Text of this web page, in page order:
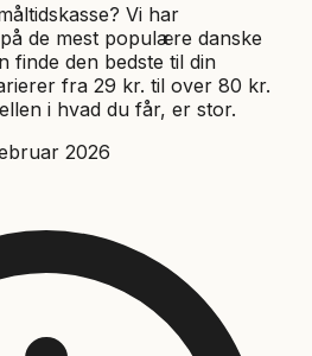
Vi har
de mest populære danske
finde den bedste til din
fra 29 kr. til over 80 kr.
i hvad du får, er stor.
2026